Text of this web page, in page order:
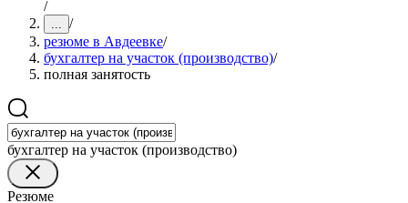
/
... /
резюме в Авдеевке/
бухгалтер на участок (производство)/
полная занятость
бухгалтер на участок (производство)
Резюме